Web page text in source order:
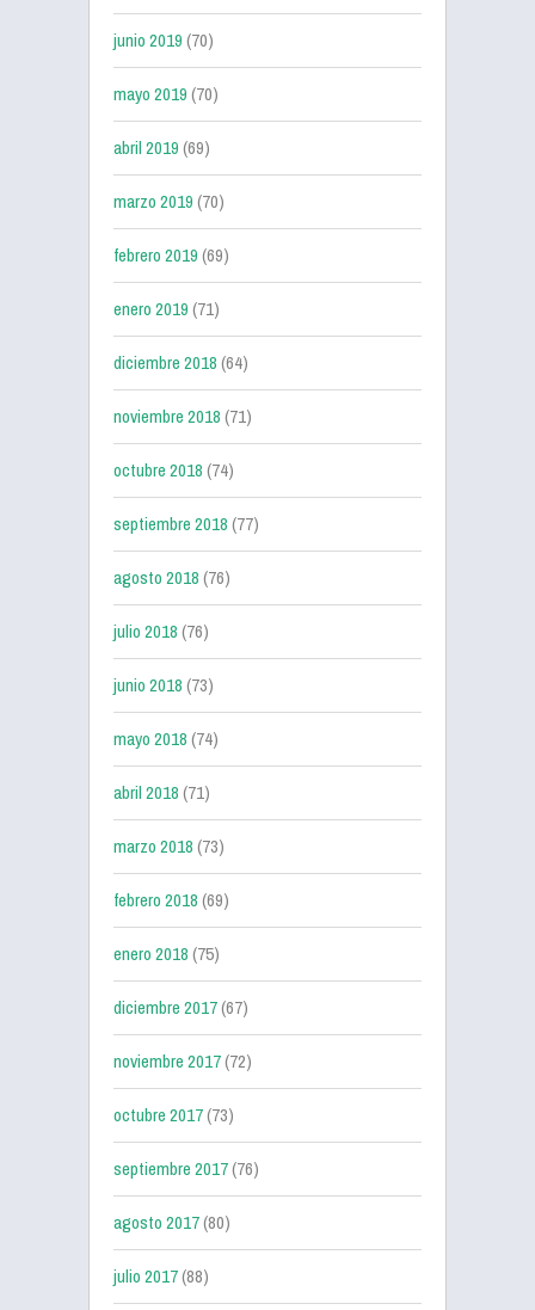
junio 2019(70)
mayo 2019(70)
abril 2019(69)
marzo 2019(70)
febrero 2019(69)
enero 2019(71)
diciembre 2018(64)
noviembre 2018(71)
octubre 2018(74)
septiembre 2018(77)
agosto 2018(76)
julio 2018(76)
junio 2018(73)
mayo 2018(74)
abril 2018(71)
marzo 2018(73)
febrero 2018(69)
enero 2018(75)
diciembre 2017(67)
noviembre 2017(72)
octubre 2017(73)
septiembre 2017(76)
agosto 2017(80)
julio 2017(88)